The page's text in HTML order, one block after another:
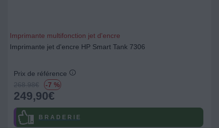
Imprimante multifonction jet d'encre
Imprimante jet d'encre HP Smart Tank 7306
Prix de référence
268.98€ -7 %
249,90€
B R A D E R I E